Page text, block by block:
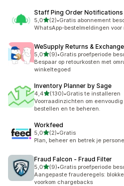
Staff Ping Order Notifications
5,0van 5 sterren
(2)
2 recensies in totaal
•Gratis abonnement
WhatsApp-bestelmeldingen
WeSupply Returns &
5,0van 5 sterren
(9)
9 recensies in totaal
•Gratis proefperiode
Bespaar op retourkosten met
winkeltegoed
Inventory Planner by Sage
4,4van 5 sterren
(130)
130 recensies in totaal
•Gratis te installeren
Voorraadinzichten om
bestellen en te beheren.
Workfeed
5,0van 5 sterren
(2)
2 recensies in totaal
•Gratis
Plan, beheer en betrek je
Fraud Falcon ‑ Fraud Filter
5,0van 5 sterren
(9)
9 recensies in totaal
•Gratis proefperiode
Aangepaste frauderegels:
voorkom chargebacks